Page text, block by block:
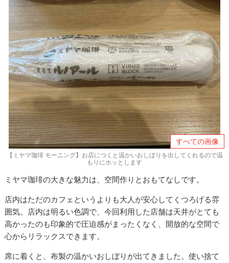
すべての画像
【ミヤマ珈琲 モーニング】お店につくと温かいおしぼりを出してくれるので温
もりにホッとします
ミヤマ珈琲の大きな魅力は、空間作りとおもてなしです。
店内はただのカフェというよりも大人が安心してくつろげる雰
囲気。店内は明るい色調で、今回利用した店舗は天井がとても
高かったのも印象的で圧迫感がまったくなく、開放的な空間で
心からリラックスできます。
席に着くと、布製の温かいおしぼりが出てきました。使い捨て